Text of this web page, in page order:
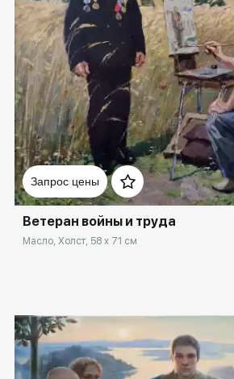
Запрос цены
Домен:
Ветеран войны и труда
Масло, Холст, 58 x 71 см